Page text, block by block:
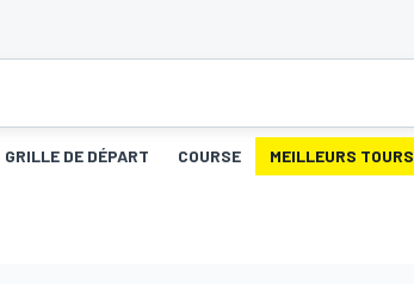
GRILLE DE DÉPART COURSE MEILLEURS TOURS